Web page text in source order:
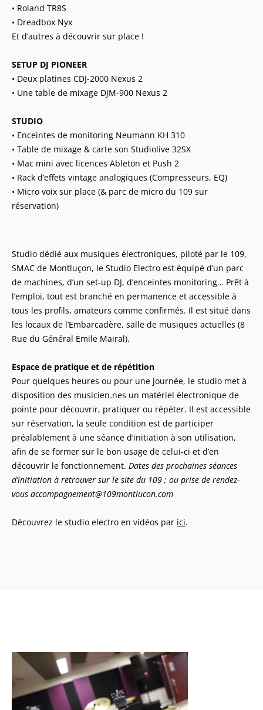
• Roland TR8S
• Dreadbox Nyx
Et d’autres à découvrir sur place !
SETUP DJ PIONEER
• Deux platines CDJ-2000 Nexus 2
• Une table de mixage DJM-900 Nexus 2
STUDIO
• Enceintes de monitoring Neumann KH 310
• Table de mixage & carte son Studiolive 32SX
• Mac mini avec licences Ableton et Push 2
• Rack d’effets vintage analogiques (Compresseurs, EQ)
• Micro voix sur place (& parc de micro du 109 sur
réservation)
Studio dédié aux musiques électroniques, piloté par le 109,
SMAC de Montluçon, le Studio Electro est équipé d’un parc
de machines, d’un set-up DJ, d’enceintes monitoring… Prêt à
l’emploi, tout est branché en permanence et accessible à
tous les profils, amateurs comme confirmés. Il est situé dans
les locaux de l’Embarcadère, salle de musiques actuelles (8
Rue du Général Emile Mairal).
Espace de pratique et de répétition
Pour quelques heures ou pour une journée, le studio met à
disposition des musicien.nes un matériel électronique de
pointe pour découvrir, pratiquer ou répéter. Il est accessible
sur réservation, la seule condition est de participer
préalablement à une séance d’initiation à son utilisation,
afin de se former sur le bon usage de celui-ci et d’en
découvrir le fonctionnement. Dates des prochaines séances
d’initiation à retrouver sur le site du 109 ; ou prise de rendez-
vous accompagnement@109montlucon.com
Découvrez le studio electro en vidéos par ici.